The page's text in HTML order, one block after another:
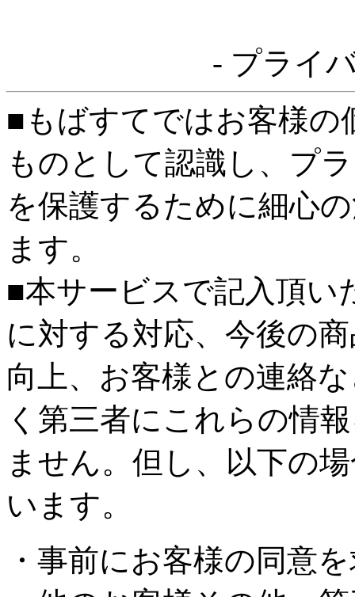
- プライ
■もばすてではお客様の
ものとして認識し、プ
を保護するために細心
ます。
■本サービスで記入頂い
に対する対応、今後の
向上、お客様との連絡
く第三者にこれらの情
ません。但し、以下の
います。
・事前にお客様の同意